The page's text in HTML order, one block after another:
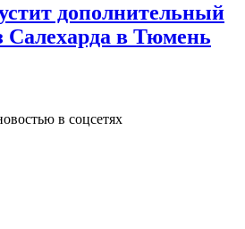
дополнительный
Салехарда в Тюмень
в соцсетях